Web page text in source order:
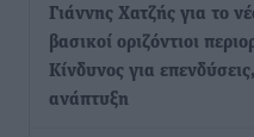
Γιάννης Χατζής για το
βασικοί οριζόντιοι
Κίνδυνος για
ανάπτυξη